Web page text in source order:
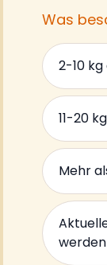
Was
2-10
11-20
Mehr
werden